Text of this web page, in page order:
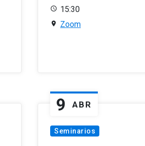
15:30
Zoom
9 ABR
Seminarios